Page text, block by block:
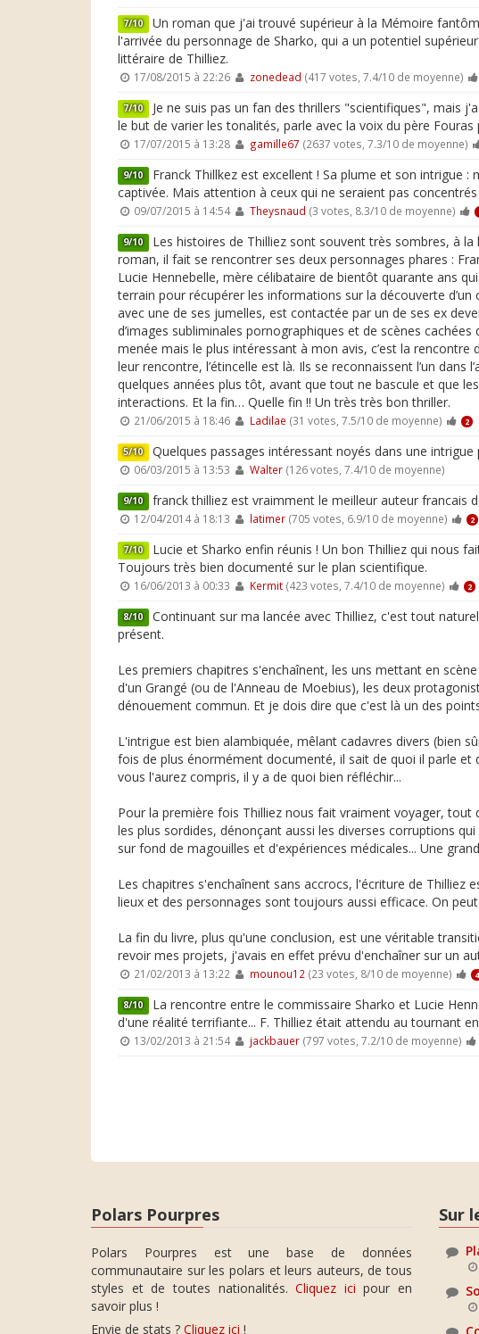
7/10 Un roman que j'ai trouvé supérieur à la Mémoire
l'arrivée du personnage de Sharko, qui a un potentiel
littéraire de Thilliez.
17/08/2015 à 22:26 zonedead (417 votes, 7.4/10 de moyenne)
7/10 Je ne suis pas un fan des thrillers "scientifiques", mais
le but de varier les tonalités, parle avec la voix du père
17/07/2015 à 13:28 gamille67 (2637 votes, 7.3/10 de moyenne)
9/10 Franck Thillkez est excellent ! Sa plume et son intrigue
captivée. Mais attention à ceux qui ne seraient pas
09/07/2015 à 14:54 Theysnaud (3 votes, 8.3/10 de moyenne)
9/10 Les histoires de Thilliez sont souvent très sombres, à
roman, il fait se rencontrer ses deux personnages phares :
Lucie Hennebelle, mère célibataire de bientôt quarante ans
terrain pour récupérer les informations sur la découverte
avec une de ses jumelles, est contactée par un de ses ex
d’images subliminales pornographiques et de scènes
menée mais le plus intéressant à mon avis, c’est la rencontre
leur rencontre, l’étincelle est là. Ils se reconnaissent l’un dans
quelques années plus tôt, avant que tout ne bascule et que
interactions. Et la fin… Quelle fin !! Un très très bon thriller.
21/06/2015 à 18:46 Ladilae (31 votes, 7.5/10 de moyenne) 2
5/10 Quelques passages intéressant noyés dans une intrigue
06/03/2015 à 13:53 Walter(126 votes, 7.4/10 de moyenne)
9/10 franck thilliez est vraimment le meilleur auteur francais
12/04/2014 à 18:13 latimer(705 votes, 6.9/10 de moyenne) 2
7/10 Lucie et Sharko enfin réunis ! Un bon Thilliez qui nous
Toujours très bien documenté sur le plan scientifique.
16/06/2013 à 00:33 Kermit(423 votes, 7.4/10 de moyenne) 2
8/10 Continuant sur ma lancée avec Thilliez, c'est tout
présent.
Les premiers chapitres s'enchaînent, les uns mettant en
d'un Grangé (ou de l'Anneau de Moebius), les deux
dénouement commun. Et je dois dire que c'est là un des
L'intrigue est bien alambiquée, mêlant cadavres divers (bien
fois de plus énormément documenté, il sait de quoi il parle
vous l'aurez compris, il y a de quoi bien réfléchir...
Pour la première fois Thilliez nous fait vraiment voyager,
les plus sordides, dénonçant aussi les diverses corruptions
sur fond de magouilles et d'expériences médicales... Une
Les chapitres s'enchaînent sans accrocs, l'écriture de
lieux et des personnages sont toujours aussi efficace. On
La fin du livre, plus qu'une conclusion, est une véritable
revoir mes projets, j'avais en effet prévu d'enchaîner sur un
21/02/2013 à 13:22 mounou12 (23 votes, 8/10 de moyenne) 4
8/10 La rencontre entre le commissaire Sharko et Lucie
d'une réalité terrifiante... F. Thilliez était attendu au tournant
13/02/2013 à 21:54 jackbauer(797 votes, 7.2/10 de moyenne)
Polars Pourpres
Polars Pourpres est une base de données
communautaire sur les polars et leurs auteurs, de tous
styles et de toutes nationalités.Cliquez ici pour en
savoir plus !
Envie de stats ? Cliquez ici !
Sur